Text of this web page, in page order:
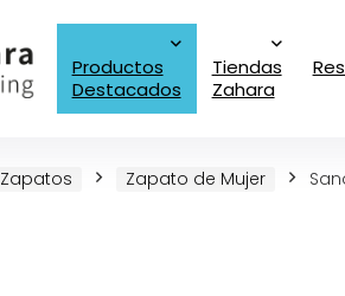
Productos
Destacados
Tiendas
Zahara
Zapatos Zapato de Mujer